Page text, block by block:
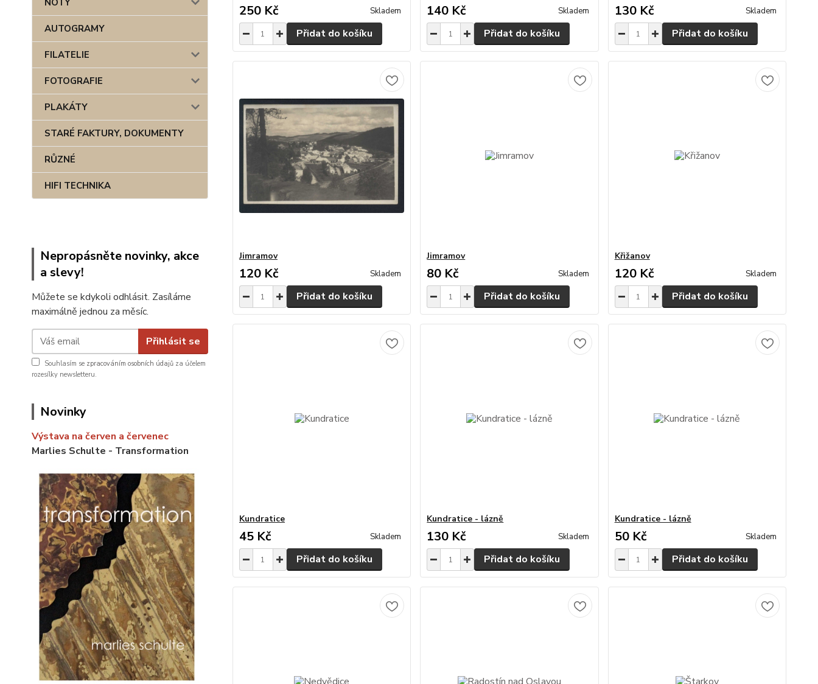
NOTY
AUTOGRAMY
FILATELIE
FOTOGRAFIE
PLAKÁTY
STARÉ FAKTURY, DOKUMENTY
RŮZNÉ
HIFI TECHNIKA
Nepropásněte novinky, akce
a slevy!
Můžete se kdykoli odhlásit. Zasíláme
maximálně jednou za měsíc.
Přihlásit se
Souhlasím se zpracováním osobních údajů za účelem
rozesílky newsletteru.
Novinky
Výstava na červen a červenec
Marlies Schulte - Transformation
250 Kč Skladem
Přidat do košíku
140 Kč Skladem
Přidat do košíku
130 Kč Skladem
Přidat do košíku
Jimramov
120 Kč Skladem
Přidat do košíku
Jimramov
80 Kč Skladem
Přidat do košíku
Křižanov
120 Kč Skladem
Přidat do košíku
Kundratice
45 Kč Skladem
Přidat do košíku
Kundratice - lázně
130 Kč Skladem
Přidat do košíku
Kundratice - lázně
50 Kč Skladem
Přidat do košíku